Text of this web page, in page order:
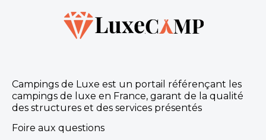
Campings de Luxe est un portail référençant les
campings de luxe en France, garant de la qualité
des structures et des services présentés
Foire aux questions